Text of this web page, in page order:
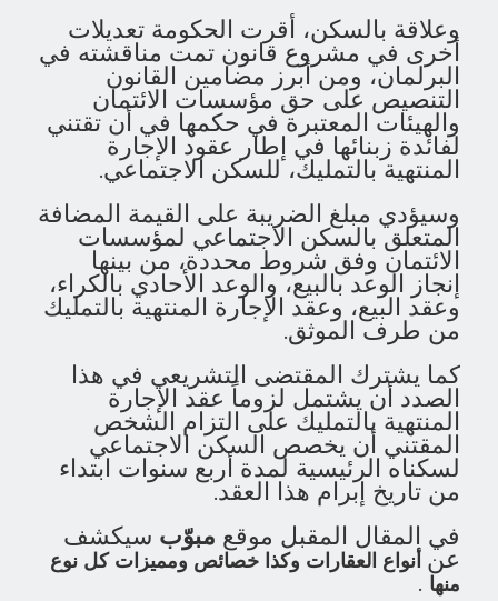
وعلاقة بالسكن، أقرت الحكومة تعديلات
أخرى في مشروع قانون تمت مناقشته في
البرلمان، ومن أبرز مضامين القانون
التنصيص على حق مؤسسات الائتمان
والهيئات المعتبرة في حكمها في أن تقتني
لفائدة زبنائها في إطار عقود الإجارة
المنتهية بالتمليك، للسكن الاجتماعي.
وسيؤدي مبلغ الضريبة على القيمة المضافة
المتعلق بالسكن الاجتماعي لمؤسسات
الائتمان وفق شروط محددة، من بينها
إنجاز الوعد بالبيع، والوعد الأحادي بالكراء،
وعقد البيع، وعقد الإجارة المنتهية بالتمليك
من طرف الموثق.
كما يشترك المقتضى التشريعي في هذا
الصدد أن يشتمل لزوماً عقد الإجارة
المنتهية بالتمليك على التزام الشخص
المقتني أن يخصص السكن الاجتماعي
لسكناه الرئيسية لمدة أربع سنوات ابتداء
من تاريخ إبرام هذا العقد.
في المقال المقبل موقع مبوّب سيكشف
عن أنواع العقارات وكذا خصائص ومميزات كل نوع
منها.